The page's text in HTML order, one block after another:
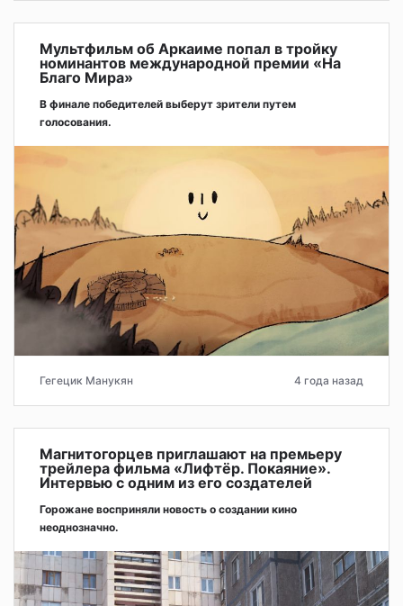
Мультфильм об Аркаиме попал в тройку
номинантов международной премии «На
Благо Мира»
В финале победителей выберут зрители путем
голосования.
Гегецик Манукян 4 года назад
Магнитогорцев приглашают на премьеру
трейлера фильма «Лифтёр. Покаяние».
Интервью с одним из его создателей
Горожане восприняли новость о создании кино
неоднозначно.